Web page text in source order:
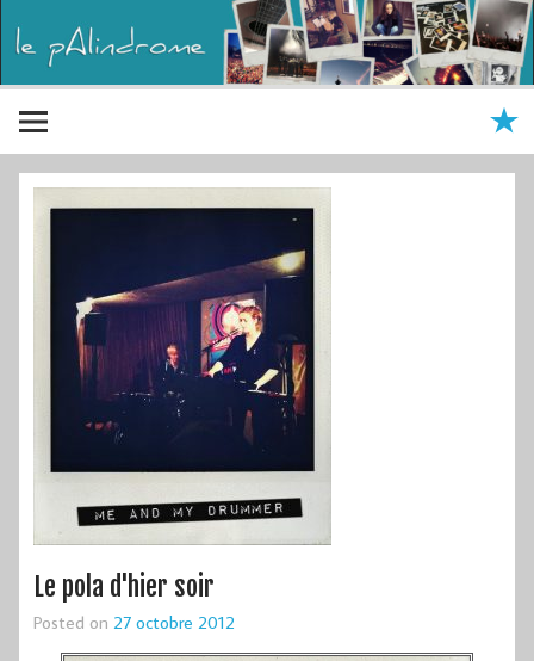
Le pola d'hier soir
Posted on 27 octobre 2012